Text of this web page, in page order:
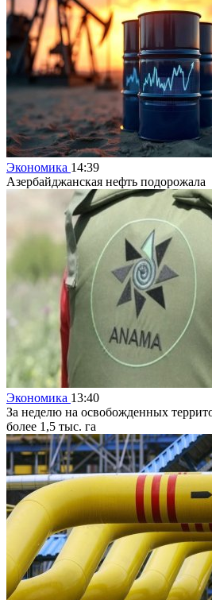
Экономика 14:39
Азербайджанская нефть подорожала
Экономика 13:40
За неделю на освобожденных
более 1,5 тыс. га